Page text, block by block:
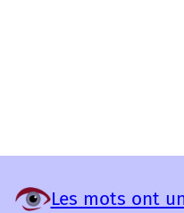
Les mots ont